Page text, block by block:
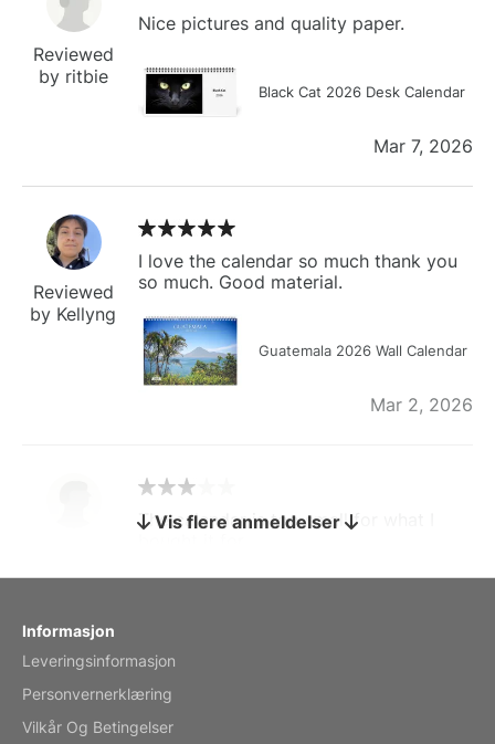
Reviewed
by ritbie
Nice pictures and quality paper.
Black Cat 2026 Desk Calendar
Mar 7, 2026
Reviewed
by Kellyng
I love the calendar so much thank you
so much. Good material.
Guatemala 2026 Wall Calendar
Mar 2, 2026
by charles
The calendar is too small for what I
Vis flere anmeldelser
Informasjon
Leveringsinformasjon
Personvernerklæring
Vilkår Og Betingelser